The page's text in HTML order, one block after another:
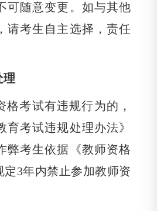
可随意变更。如与其他
请考生自主选择，责任
理
格考试有违规行为的，
育考试违规处理办法》
弊考生依据《教师资格
定3年内禁止参加教师资